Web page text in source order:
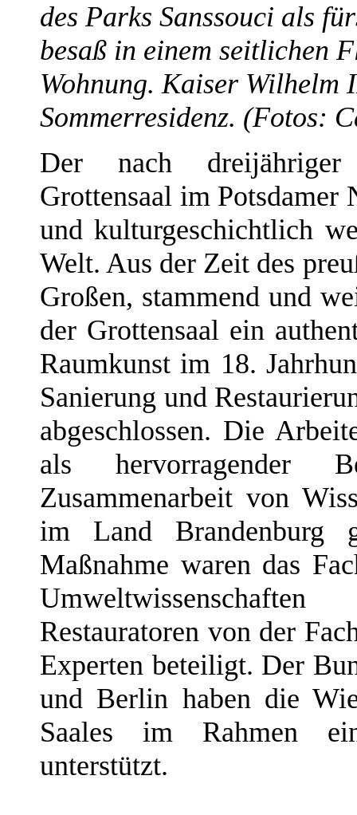
des Parks Sanssouci als
besaß in einem seitlichen
Wohnung. Kaiser Wilhelm
Sommerresidenz. (Fotos:
Der nach dreijähriger
Grottensaal im Potsdamer
und kulturgeschichtlich
Welt. Aus der Zeit des
Großen, stammend und
der Grottensaal ein
Raumkunst im 18.
Sanierung und
abgeschlossen. Die
als hervorragender
Zusammenarbeit von
im Land Brandenburg
Maßnahme waren das
Restauratoren von der
Experten beteiligt. Der
und Berlin haben die
Saales im Rahmen
unterstützt.